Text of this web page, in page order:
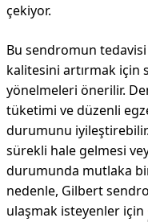
çekiyor.
Bu sendromun
kalitesini artırmak için
yönelmeleri önerilir.
tüketimi ve düzenli
durumunu
sürekli hale gelmesi
durumunda mutlaka
nedenle, Gilbert
ulaşmak isteyenler için